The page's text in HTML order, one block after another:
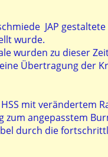
JAP
wurde.
wurden zu dieser
Übertragung der
mit verändertem
zum angepasstem
durch die